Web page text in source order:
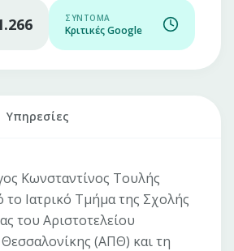
ΣΎΝΤΟΜΑ
Κριτικές Google
Υπηρεσίες
Κωνσταντίνος Τουλής
Ιατρικό Τμήμα της Σχολής
του Αριστοτελείου
(ΑΠΘ) και τη